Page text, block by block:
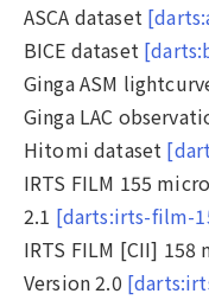
ASCA dataset
BICE dataset
Ginga ASM
Ginga LAC
Hitomi dataset
IRTS FILM 155
2.1 [darts:irts-film-
IRTS FILM [CII]
Version 2.0